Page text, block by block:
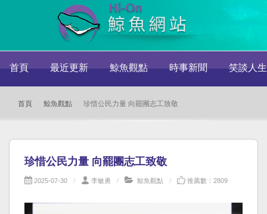
首頁 最近更新 鯨魚觀點 時事新聞 笑談人生
首頁 鯨魚觀點 珍惜公民力量 向罷團志工致敬
珍惜公民力量 向罷團志工致敬
2025-07-30 李敏勇 鯨魚觀點 推薦數：2809